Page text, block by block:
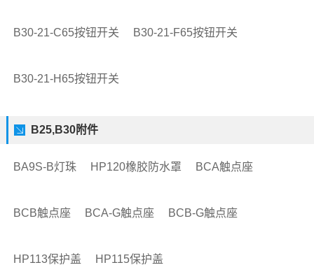
B30-21-C65按钮开关 B30-21-F65按钮开关
B30-21-H65按钮开关
B25,B30附件
BA9S-B灯珠 HP120橡胶防水罩 BCA触点座
BCB触点座 BCA-G触点座 BCB-G触点座
HP113保护盖 HP115保护盖